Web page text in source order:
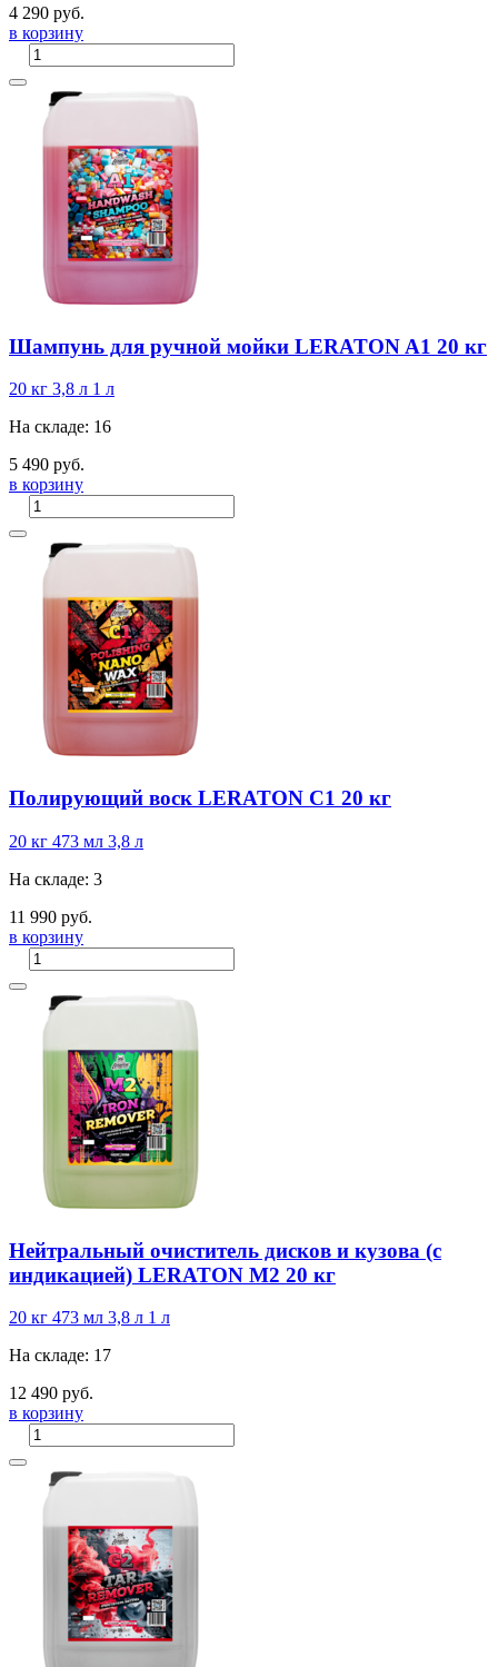
4 290 руб.
в корзину
Шампунь для ручной мойки LERATON A1 20 кг
20 кг 3,8 л 1 л
На складе: 16
5 490 руб.
в корзину
Полирующий воск LERATON C1 20 кг
20 кг 473 мл 3,8 л
На складе: 3
11 990 руб.
в корзину
Нейтральный очиститель дисков и кузова (с
индикацией) LERATON M2 20 кг
20 кг 473 мл 3,8 л 1 л
На складе: 17
12 490 руб.
в корзину